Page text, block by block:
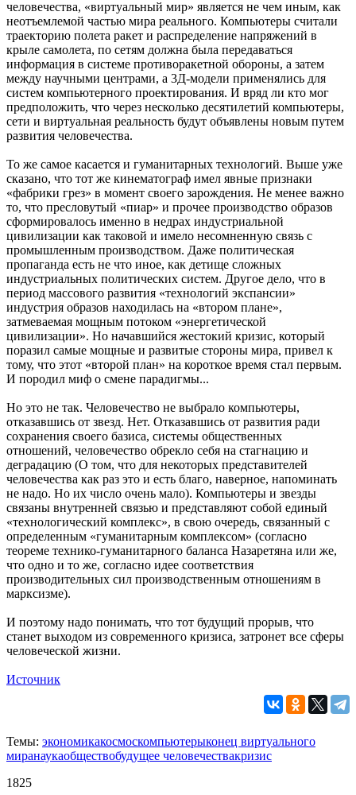
человечества, «виртуальный мир» является не чем иным, как
неотъемлемой частью мира реального. Компьютеры считали
траекторию полета ракет и распределение напряжений в
крыле самолета, по сетям должна была передаваться
информация в системе противоракетной обороны, а затем
между научными центрами, а 3Д-модели применялись для
систем компьютерного проектирования. И вряд ли кто мог
предположить, что через несколько десятилетий компьютеры,
сети и виртуальная реальность будут объявлены новым путем
развития человечества.
То же самое касается и гуманитарных технологий. Выше уже
сказано, что тот же кинематограф имел явные признаки
«фабрики грез» в момент своего зарождения. Не менее важно
то, что пресловутый «пиар» и прочее производство образов
сформировалось именно в недрах индустриальной
цивилизации как таковой и имело несомненную связь с
промышленным производством. Даже политическая
пропаганда есть не что иное, как детище сложных
индустриальных политических систем. Другое дело, что в
период массового развития «технологий экспансии»
индустрия образов находилась на «втором плане»,
затмеваемая мощным потоком «энергетической
цивилизации». Но начавшийся жестокий кризис, который
поразил самые мощные и развитые стороны мира, привел к
тому, что этот «второй план» на короткое время стал первым.
И породил миф о смене парадигмы...
Но это не так. Человечество не выбрало компьютеры,
отказавшись от звезд. Нет. Отказавшись от развития ради
сохранения своего базиса, системы общественных
отношений, человечество обрекло себя на стагнацию и
деградацию (О том, что для некоторых представителей
человечества как раз это и есть благо, наверное, напоминать
не надо. Но их число очень мало). Компьютеры и звезды
связаны внутренней связью и представляют собой единый
«технологический комплекс», в свою очередь, связанный с
определенным «гуманитарным комплексом» (согласно
теореме технико-гуманитарного баланса Назаретяна или же,
что одно и то же, согласно идее соответствия
производительных сил производственным отношениям в
марксизме).
И поэтому надо понимать, что тот будущий прорыв, что
станет выходом из современного кризиса, затронет все сферы
человеческой жизни.
Источник
Темы: экономикакосмоскомпьютерыконец виртуального
миранаукаобществобудущее человечествакризис
1825